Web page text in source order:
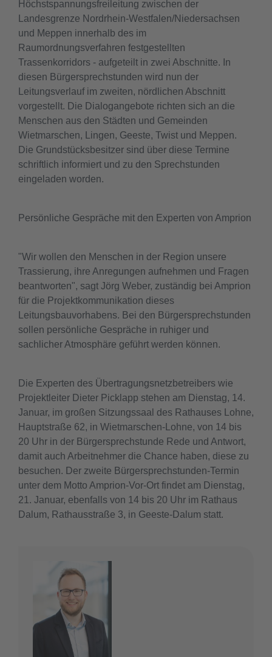
Höchstspannungsfreileitung zwischen der
Landesgrenze Nordrhein-Westfalen/Niedersachsen
und Meppen innerhalb des im
Raumordnungsverfahren festgestellten
Trassenkorridors - aufgeteilt in zwei Abschnitte. In
diesen Bürgersprechstunden wird nun der
Leitungsverlauf im zweiten, nördlichen Abschnitt
vorgestellt. Die Dialogangebote richten sich an die
Menschen aus den Städten und Gemeinden
Wietmarschen, Lingen, Geeste, Twist und Meppen.
Die Grundstücksbesitzer sind über diese Termine
schriftlich informiert und zu den Sprechstunden
eingeladen worden.
Persönliche Gespräche mit den Experten von Amprion
"Wir wollen den Menschen in der Region unsere
Trassierung, ihre Anregungen aufnehmen und Fragen
beantworten", sagt Jörg Weber, zuständig bei Amprion
für die Projektkommunikation dieses
Leitungsbauvorhabens. Bei den Bürgersprechstunden
sollen persönliche Gespräche in ruhiger und
sachlicher Atmosphäre geführt werden können.
Die Experten des Übertragungsnetzbetreibers wie
Projektleiter Dieter Picklapp stehen am Dienstag, 14.
Januar, im großen Sitzungssaal des Rathauses Lohne,
Hauptstraße 62, in Wietmarschen-Lohne, von 14 bis
20 Uhr in der Bürgersprechstunde Rede und Antwort,
damit auch Arbeitnehmer die Chance haben, diese zu
besuchen. Der zweite Bürgersprechstunden-Termin
unter dem Motto Amprion-Vor-Ort findet am Dienstag,
21. Januar, ebenfalls von 14 bis 20 Uhr im Rathaus
Dalum, Rathausstraße 3, in Geeste-Dalum statt.